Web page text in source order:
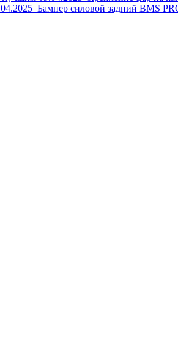
Бампер силовой задний BMS